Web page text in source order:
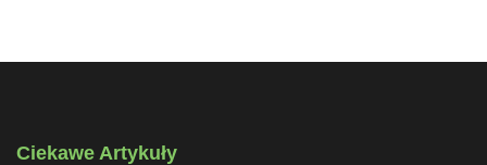
Ciekawe Artykuły